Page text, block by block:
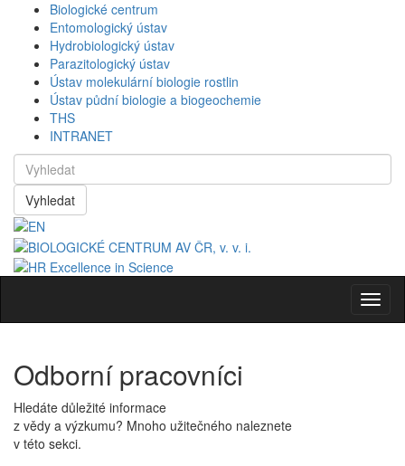
Biologické centrum
Entomologický ústav
Hydrobiologický ústav
Parazitologický ústav
Ústav molekulární biologie rostlin
Ústav půdní biologie a biogeochemie
THS
INTRANET
Vyhledat
Odborní pracovníci
Hledáte důležité informace
z vědy a výzkumu? Mnoho užitečného naleznete
v této sekci.